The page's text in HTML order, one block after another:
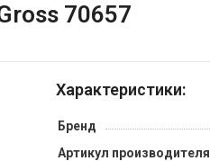
70657
Характеристики:
Бренд
Артикул производителя